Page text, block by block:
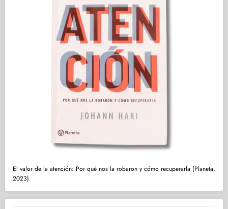
El valor de la atención: Por qué nos la robaron y cómo recuperarla (Planeta,
2023).